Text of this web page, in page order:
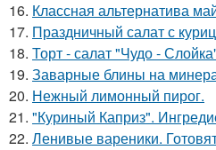
16. Классная альтернатива
17. Праздничный салат с
18. Торт - салат "Чудо -
19. Заварные блины на
20. Нежный лимонный пирог.
21. "Куриный Каприз".
22. Ленивые вареники.